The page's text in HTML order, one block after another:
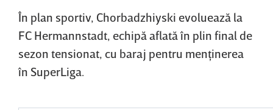
În plan sportiv, Chorbadzhiyski evoluează la
FC Hermannstadt, echipă aflată în plin final de
sezon tensionat, cu baraj pentru menţinerea
în SuperLiga.